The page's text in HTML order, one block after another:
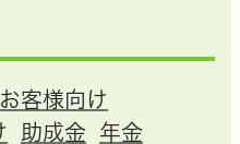
客様向け
助成金
年金